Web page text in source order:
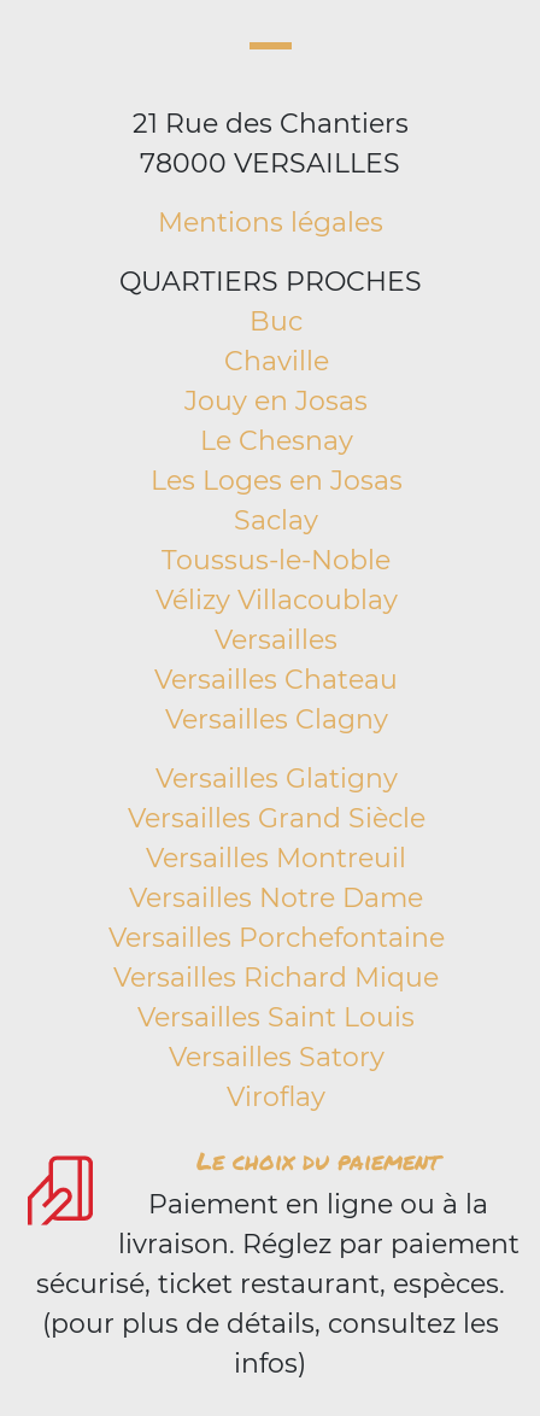
21 Rue des Chantiers
78000 VERSAILLES
Mentions légales
QUARTIERS PROCHES
Buc
Chaville
Jouy en Josas
Le Chesnay
Les Loges en Josas
Saclay
Toussus-le-Noble
Vélizy Villacoublay
Versailles
Versailles Chateau
Versailles Clagny
Versailles Glatigny
Versailles Grand Siècle
Versailles Montreuil
Versailles Notre Dame
Versailles Porchefontaine
Versailles Richard Mique
Versailles Saint Louis
Versailles Satory
Viroflay
Le choix du paiement
Paiement en ligne ou à la
livraison. Réglez par paiement
sécurisé, ticket restaurant, espèces.
(pour plus de détails, consultez les
infos)